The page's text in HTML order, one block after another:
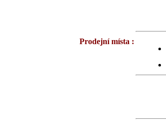
Prodejní místa :